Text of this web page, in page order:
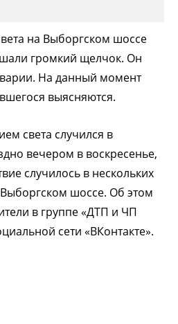
на Выборгском шоссе
громкий щелчок. Он
На данный момент
выясняются.
света случился в
вечером в воскресенье,
случилось в нескольких
шоссе. Об этом
в группе «ДТП и ЧП
сети «ВКонтакте».